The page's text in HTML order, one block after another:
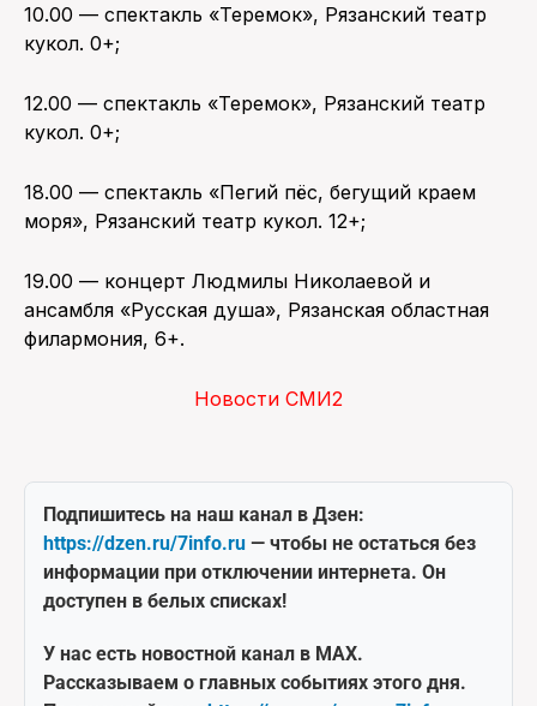
10.00 — спектакль «Теремок», Рязанский театр
кукол. 0+;
12.00 — спектакль «Теремок», Рязанский театр
кукол. 0+;
18.00 — спектакль «Пегий пёс, бегущий краем
моря», Рязанский театр кукол. 12+;
19.00 — концерт Людмилы Николаевой и
ансамбля «Русская душа», Рязанская областная
филармония, 6+.
Новости СМИ2
Подпишитесь на наш канал в Дзен:
https://dzen.ru/7info.ru — чтобы не остаться без
информации при отключении интернета. Он
доступен в белых списках!
У нас есть новостной канал в MAX.
Рассказываем о главных событиях этого дня.